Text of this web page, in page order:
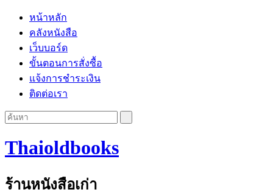
หน้าหลัก
คลังหนังสือ
เว็บบอร์ด
ขั้นตอนการสั่งซื้อ
แจ้งการชำระเงิน
ติดต่อเรา
Thaioldbooks
ร้านหนังสือเก่า